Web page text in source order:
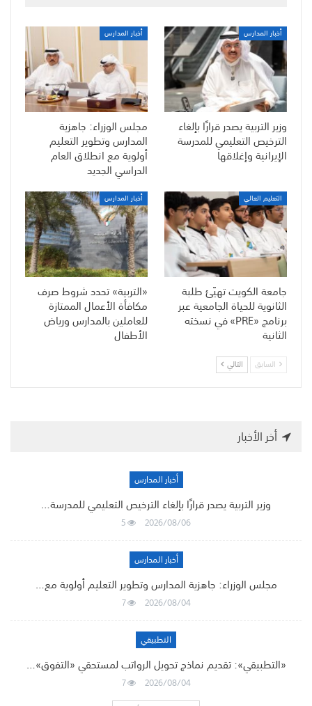
أخبار المدارس
وزير التربية يصدر قرارًا بإلغاء
الترخيص التعليمي للمدرسة
الإيرانية وإغلاقها
أخبار المدارس
مجلس الوزراء: جاهزية
المدارس وتطوير التعليم
أولوية مع انطلاق العام
الدراسي الجديد
التعليم العالي
جامعة الكويت تهيّئ طلبة
الثانوية للحياة الجامعية عبر
برنامج «PRE» في نسخته
الثانية
أخبار المدارس
«التربية» تحدد شروط صرف
مكافأة الأعمال الممتازة
للعاملين بالمدارس ورياض
الأطفال
السابق التالي
أخر الأخبار
أخبار المدارس
وزير التربية يصدر قرارًا بإلغاء الترخيص التعليمي للمدرسة…
2026/08/06
5
أخبار المدارس
مجلس الوزراء: جاهزية المدارس وتطوير التعليم أولوية مع…
2026/08/04
7
التطبيقي
«التطبيقي»: تقديم نماذج تحويل الرواتب لمستحقي «التفوق»…
2026/08/04
7